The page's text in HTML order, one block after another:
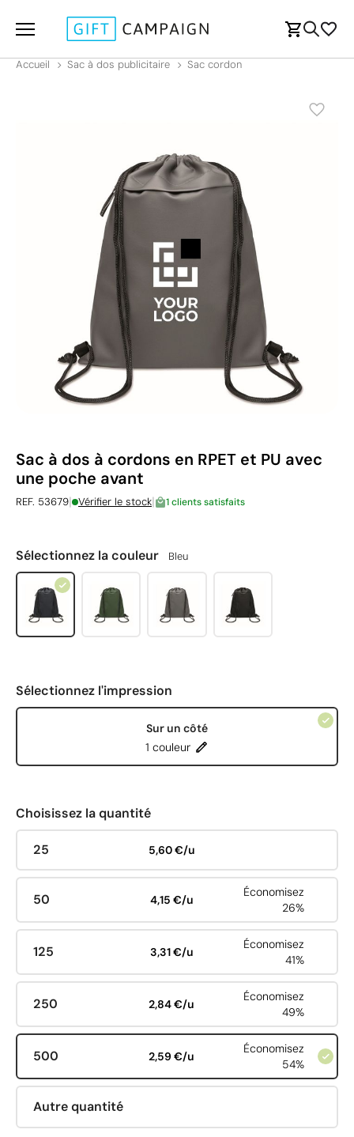
Accueil Sac à dos publicitaire Sac cordon
Sac à dos à cordons en RPET et PU avec
une poche avant
REF. 53679| Vérifier le stock| 1 clients satisfaits
Sélectionnez la couleur Bleu
Sélectionnez l'impression
Sur un côté
1 couleur
Choisissez la quantité
25 5,60 €/u
50 4,15 €/u
Économisez
26%
125 3,31 €/u
Économisez
41%
250 2,84 €/u
Économisez
49%
500 2,59 €/u
Économisez
54%
Autre quantité